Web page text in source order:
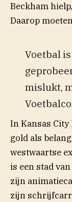
Beckham
Daarop
Voetbal
mislukt,
In Kansas City
gold als
westwaartse
is een stad
zijn
zijn